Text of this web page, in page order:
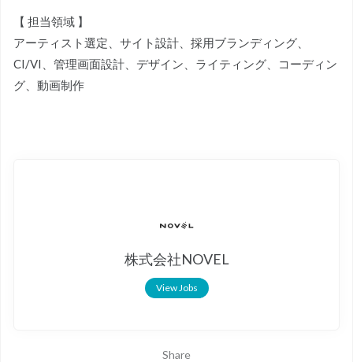
【 担当領域 】
アーティスト選定、サイト設計、採用ブランディング、
CI/VI、管理画面設計、デザイン、ライティング、コーディン
グ、動画制作
株式会社NOVEL
View Jobs
Share